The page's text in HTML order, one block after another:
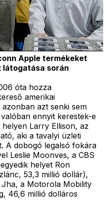
Apple termékeket
látogatása során
óta hozza
amerikai
azt senki sem
ennyit kerestek-e
Larry Ellison, az
aki a tavalyi üzleti
A dobogó legalsó fokára
Leslie Moonves, a CBS
helyet Ron
53,3 millió dollár),
Jha, a Motorola Mobility
46,6 millió dolláros